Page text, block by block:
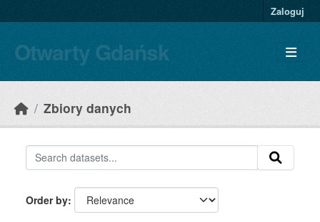
Zaloguj
Otwarty Gdańsk
Zbiory danych
Order by